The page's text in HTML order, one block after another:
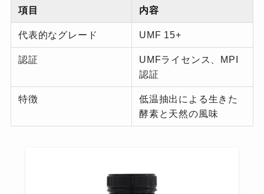
項目 内容
代表的なグレード UMF 15+
認証
UMFライセンス、MPI
認証
特徴
低温抽出による生きた
酵素と天然の風味